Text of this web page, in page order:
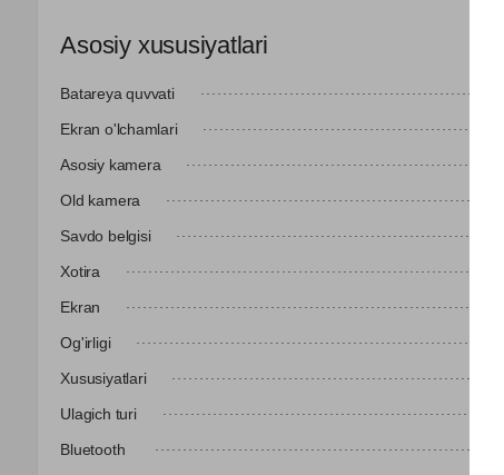
Asosiy xususiyatlari
Batareya quvvati
Ekran o'lchamlari
Asosiy kamera
Old kamera
Savdo belgisi
Xotira
Ekran
Og'irligi
Xususiyatlari
Ulagich turi
Bluetooth